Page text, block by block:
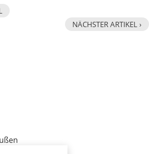
NÄCHSTER ARTIKEL ›